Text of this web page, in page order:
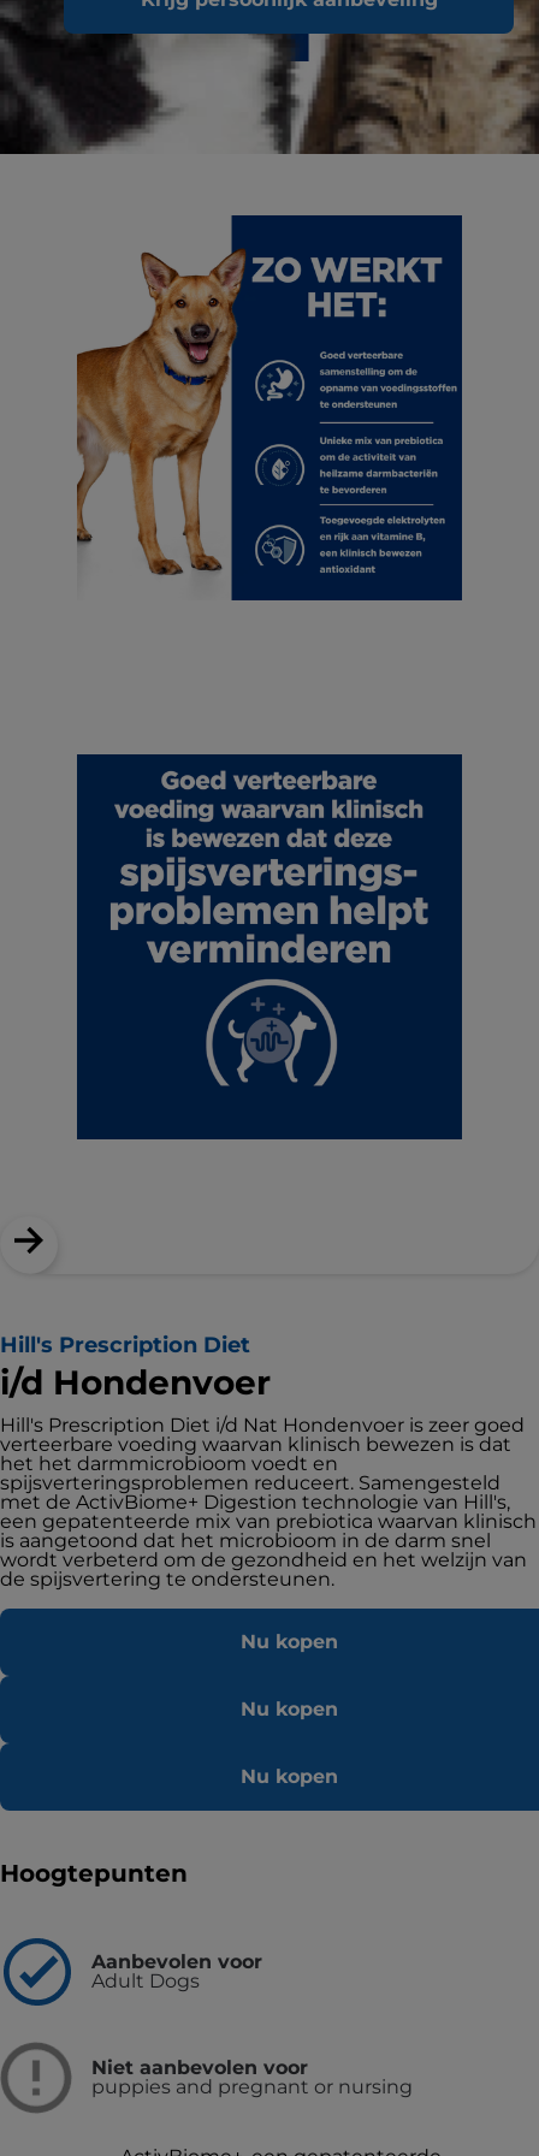
Hill's Prescription Diet
i/d Hondenvoer
Hill's Prescription Diet i/d Nat Hondenvoer is zeer goed
verteerbare voeding waarvan klinisch bewezen is dat
het het darmmicrobioom voedt en
spijsverteringsproblemen reduceert. Samengesteld
met de ActivBiome+ Digestion technologie van Hill's,
een gepatenteerde mix van prebiotica waarvan klinisch
is aangetoond dat het microbioom in de darm snel
wordt verbeterd om de gezondheid en het welzijn van
de spijsvertering te ondersteunen.
Nu kopen
Nu kopen
Nu kopen
Hoogtepunten
Aanbevolen voor
Adult Dogs
Niet aanbevolen voor
puppies and pregnant or nursing